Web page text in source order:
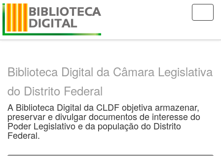
Skip
Biblioteca Digital da Câmara Legislativa
do Distrito Federal
A Biblioteca Digital da CLDF objetiva armazenar,
preservar e divulgar documentos de interesse do
Poder Legislativo e da população do Distrito
Federal.